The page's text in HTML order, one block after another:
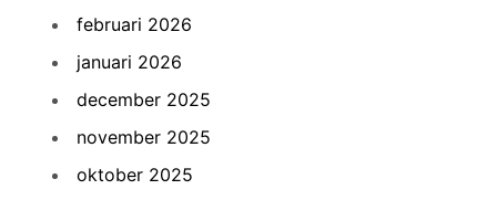
februari 2026
januari 2026
december 2025
november 2025
oktober 2025